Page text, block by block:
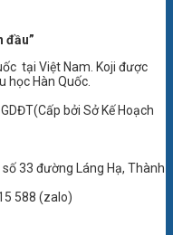
đầu”
tại Việt Nam. Koji được
học Hàn Quốc.
bởi Sở Kế Hoạch
33 đường Láng Hạ, Thành
588 (zalo)